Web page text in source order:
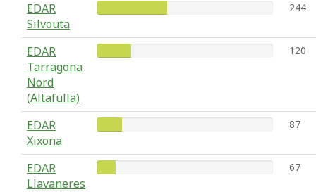
EDAR
Silvouta
244
EDAR
Tarragona
Nord
(Altafulla)
120
EDAR
Xixona
87
EDAR
Llavaneres
67